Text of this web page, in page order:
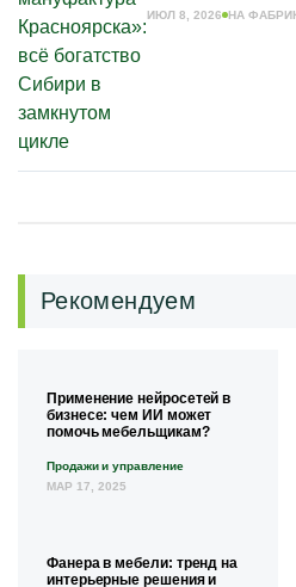
ИЮЛ 8, 2026 НА
Рекомендуем
Применение нейросетей в
бизнесе: чем ИИ может
помочь мебельщикам?
Продажи и управление
МАР 17, 2025
Фанера в мебели: тренд на
интерьерные решения и